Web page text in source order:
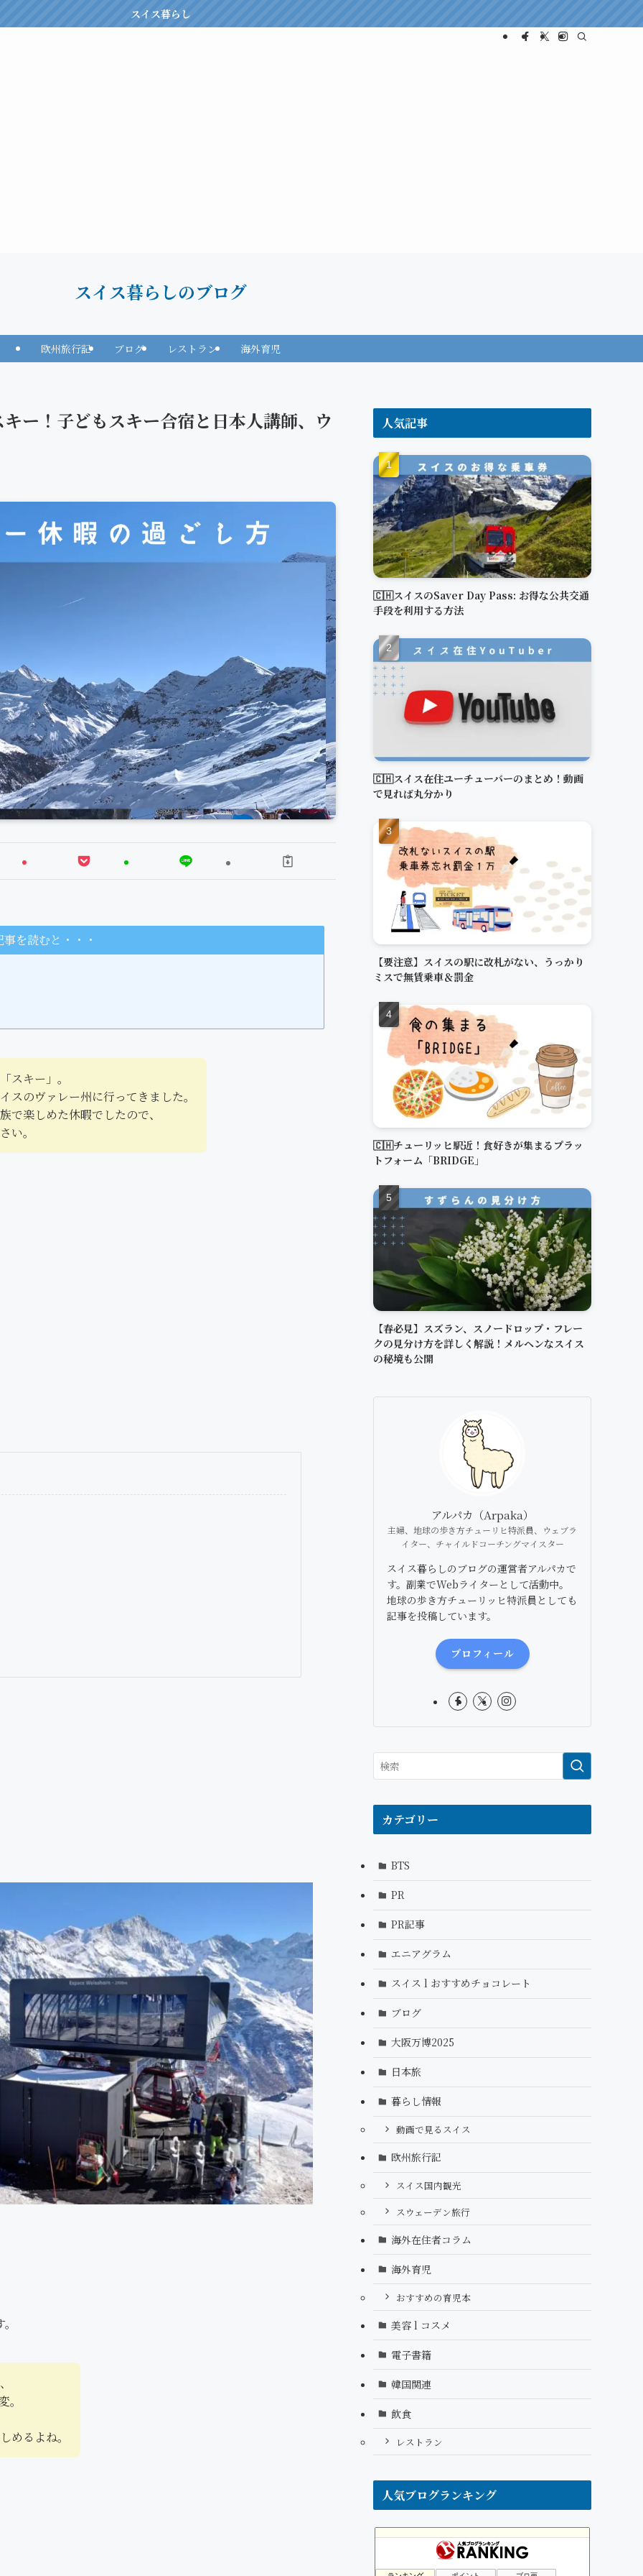
スイス暮らし
スイス暮らしのブログ
欧州旅行記 ブログ レストラン 海外育児
ー！子どもスキー合宿と日本人講師、ウ
を読むと・・・
スキー」。
スのヴァレー州に行ってきました。
で楽しめた休暇でしたので、
い。
めるよね。
人気記事
🇨🇭スイスのSaver Day Pass: お得な公共交通
手段を利用する方法
🇨🇭スイス在住ユーチューバーのまとめ！動画
で見れば丸分かり
【要注意】スイスの駅に改札がない、うっかり
ミスで無賃乗車＆罰金
🇨🇭チューリッヒ駅近！食好きが集まるプラッ
トフォーム「BRIDGE」
【春必見】スズラン、スノードロップ・フレー
クの見分け方を詳しく解説！メルヘンなスイス
の秘境も公開
アルパカ（Arpaka）
主婦、地球の歩き方チューリヒ特派員、ウェブラ
イター、チャイルドコーチングマイスター
スイス暮らしのブログの運営者アルパカで
す。副業でWebライターとして活動中。
地球の歩き方チューリッヒ特派員としても
記事を投稿しています。
プロフィール
カテゴリー
BTS
PR
PR記事
エニアグラム
スイス l おすすめチョコレート
ブログ
大阪万博2025
日本旅
暮らし情報
動画で見るスイス
欧州旅行記
スイス国内観光
スウェーデン旅行
海外在住者コラム
海外育児
おすすめの育児本
美容 l コスメ
電子書籍
韓国関連
飲食
レストラン
人気ブログランキング
そうだ!ドイツへ移住だっ!!
リンパドレナージュオーガニック 練馬 ひまわりのへや”ブログ